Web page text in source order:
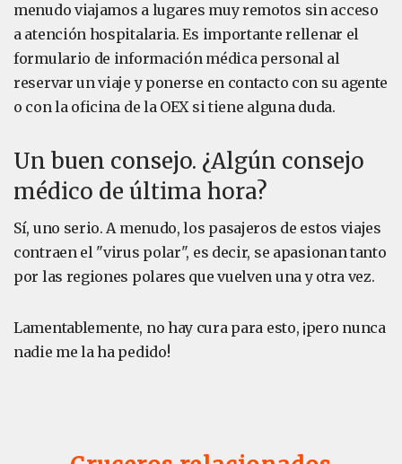
menudo viajamos a lugares muy remotos sin acceso
a atención hospitalaria. Es importante rellenar el
formulario de información médica personal al
reservar un viaje y ponerse en contacto con su agente
o con la oficina de la OEX si tiene alguna duda.
Un buen consejo. ¿Algún consejo
médico de última hora?
Sí, uno serio. A menudo, los pasajeros de estos viajes
contraen el "virus polar", es decir, se apasionan tanto
por las regiones polares que vuelven una y otra vez.
Lamentablemente, no hay cura para esto, ¡pero nunca
nadie me la ha pedido!